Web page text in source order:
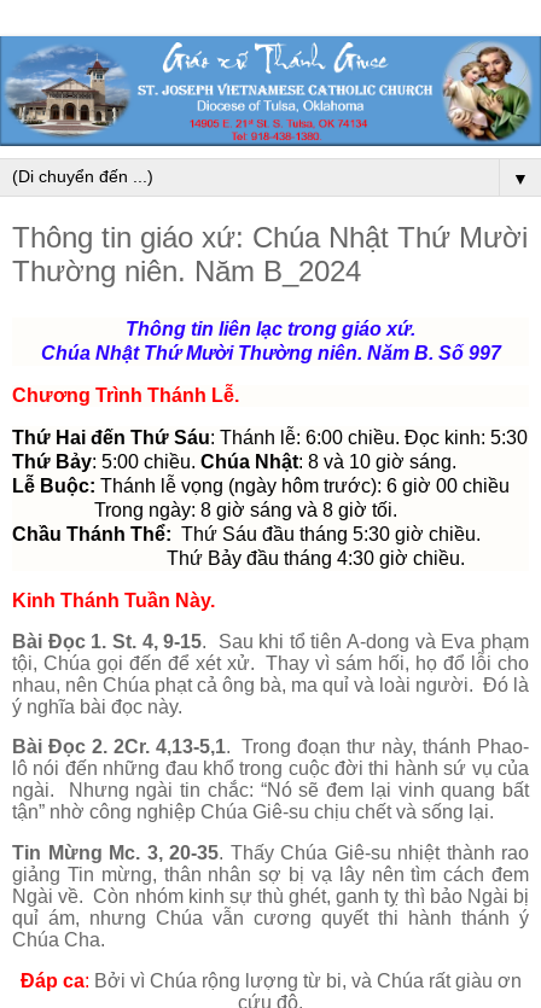
▼
Thông tin giáo xứ: Chúa Nhật Thứ Mười
Thường niên. Năm B_2024
Thông tin liên lạc trong giáo xứ.
Chúa Nhật Thứ Mười Thường niên. Năm B. Số 997
Chương Trình Thánh Lễ.
Thứ Hai đến Thứ Sáu: Thánh lễ: 6:00 chiều. Đọc kinh: 5:30
Thứ Bảy: 5:00 chiều. Chúa Nhật: 8 và 10 giờ sáng.
Lễ Buộc: Thánh lễ vọng (ngày hôm trước): 6 giờ 00 chiều
Trong ngày: 8 giờ sáng và 8 giờ tối.
Chầu Thánh Thể: Thứ Sáu đầu tháng 5:30 giờ chiều.
Thứ Bảy đầu tháng 4:30 giờ chiều.
Kinh Thánh Tuần Này.
Bài Đọc 1. St. 4, 9-15. Sau khi tổ tiên A-dong và Eva phạm
tội, Chúa gọi đến để xét xử. Thay vì sám hối, họ đổ lỗi cho
nhau, nên Chúa phạt cả ông bà, ma quỉ và loài người. Đó là
ý nghĩa bài đọc này.
Bài Đọc 2. 2Cr. 4,13-5,1. Trong đoạn thư này, thánh Phao-
lô nói đến những đau khổ trong cuộc đời thi hành sứ vụ của
ngài. Nhưng ngài tin chắc: “Nó sẽ đem lại vinh quang bất
tận” nhờ công nghiệp Chúa Giê-su chịu chết và sống lại.
Tin Mừng Mc. 3, 20-35. Thấy Chúa Giê-su nhiệt thành rao
giảng Tin mừng, thân nhân sợ bị vạ lây nên tìm cách đem
Ngài về. Còn nhóm kinh sự thù ghét, ganh tỵ thì bảo Ngài bị
quỉ ám, nhưng Chúa vẫn cương quyết thi hành thánh ý
Chúa Cha.
Đáp ca: Bởi vì Chúa rộng lượng từ bi, và Chúa rất giàu ơn
cứu độ.